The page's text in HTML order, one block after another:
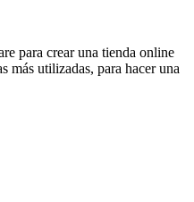
para crear una tienda online
más utilizadas, para hacer una